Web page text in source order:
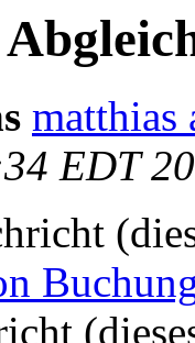
matthias
EDT